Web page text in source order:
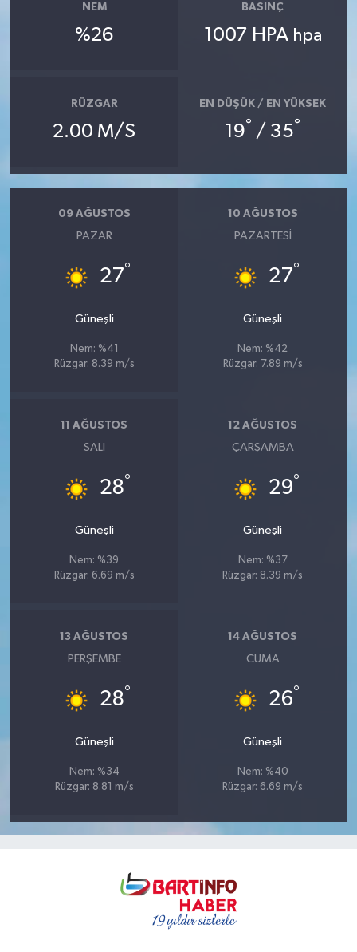
NEM
%26
BASINÇ
1007 HPA hpa
RÜZGAR
2.00 M/S
EN DÜŞÜK / EN YÜKSEK
19° / 35°
09 AĞUSTOS
PAZAR
27°
Güneşli
Nem: %41
Rüzgar: 8.39 m/s
10 AĞUSTOS
PAZARTESI
27°
Güneşli
Nem: %42
Rüzgar: 7.89 m/s
11 AĞUSTOS
SALI
28°
Güneşli
Nem: %39
Rüzgar: 6.69 m/s
12 AĞUSTOS
ÇARŞAMBA
29°
Güneşli
Nem: %37
Rüzgar: 8.39 m/s
13 AĞUSTOS
PERŞEMBE
28°
Güneşli
Nem: %34
Rüzgar: 8.81 m/s
14 AĞUSTOS
CUMA
26°
Güneşli
Nem: %40
Rüzgar: 6.69 m/s